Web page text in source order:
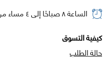
الساعة ٨ صباحًا إلى ٤ مساء من الأحد إلى الخميس
كيفية التسوق
حالة الطلب